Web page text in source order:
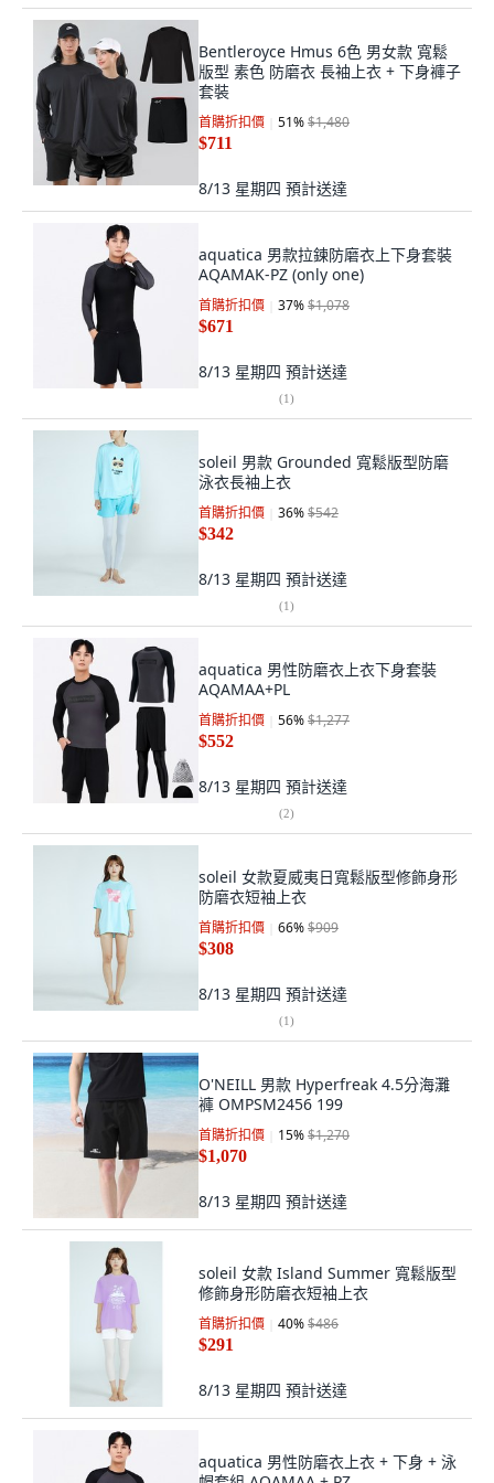
Bentleroyce Hmus 6色 男女款 寬鬆
版型 素色 防磨衣 長袖上衣 + 下身褲子
套裝
首購折扣價 51%$1,480
$711
8/13 星期四 預計送達
aquatica 男款拉鍊防磨衣上下身套裝
AQAMAK-PZ (only one)
首購折扣價 37%$1,078
$671
8/13 星期四 預計送達
(1)
soleil 男款 Grounded 寬鬆版型防磨
泳衣長袖上衣
首購折扣價 36%$542
$342
8/13 星期四 預計送達
(1)
aquatica 男性防磨衣上衣下身套裝
AQAMAA+PL
首購折扣價 56%$1,277
$552
8/13 星期四 預計送達
(2)
soleil 女款夏威夷日寬鬆版型修飾身形
防磨衣短袖上衣
首購折扣價 66%$909
$308
8/13 星期四 預計送達
(1)
O'NEILL 男款 Hyperfreak 4.5分海灘
褲 OMPSM2456 199
首購折扣價 15%$1,270
$1,070
8/13 星期四 預計送達
soleil 女款 Island Summer 寬鬆版型
修飾身形防磨衣短袖上衣
首購折扣價 40%$486
$291
8/13 星期四 預計送達
aquatica 男性防磨衣上衣 + 下身 + 泳